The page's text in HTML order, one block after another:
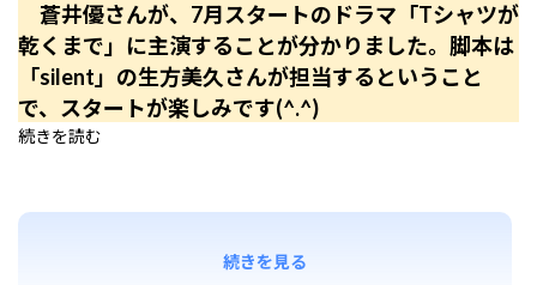
蒼井優さんが、7月スタートのドラマ「Tシャツが
乾くまで」に主演することが分かりました。脚本は
「silent」の生方美久さんが担当するということ
で、スタートが楽しみです(^.^)
続きを読む
続きを見る